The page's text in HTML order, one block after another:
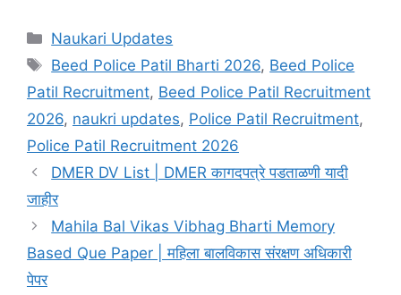
Categories
Naukari Updates
Tags
Beed Police Patil Bharti 2026, Beed Police
Patil Recruitment, Beed Police Patil Recruitment
2026, naukri updates, Police Patil Recruitment,
Police Patil Recruitment 2026
DMER DV List | DMER कागदपत्रे पडताळणी यादी
जाहीर
Mahila Bal Vikas Vibhag Bharti Memory
Based Que Paper | महिला बालविकास संरक्षण अधिकारी
पेपर